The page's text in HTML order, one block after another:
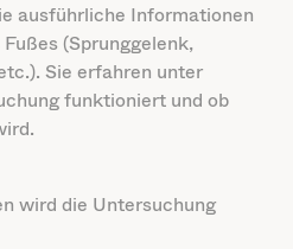
ausführliche Informationen
(Sprunggelenk,
Sie erfahren unter
funktioniert und ob
wird die Untersuchung